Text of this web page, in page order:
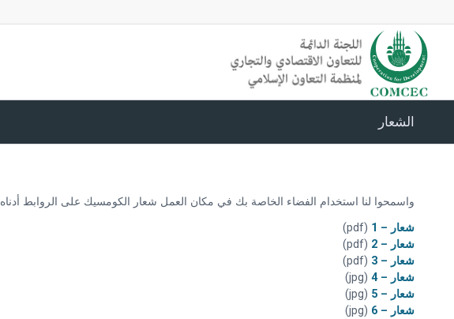
الشعار
واسمحوا لنا استخدام الفضاء الخاصة بك في مكان العمل شعار الكومسيك على الروابط أدناه
شعار – 1
(pdf)
شعار – 2
(pdf)
شعار – 3
(pdf)
شعار – 4
(jpg)
شعار – 5
(jpg)
شعار – 6
(jpg)